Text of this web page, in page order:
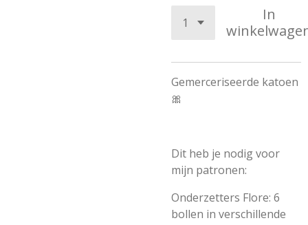
In
Gemerceriseerde katoen
🎀
Dit heb je nodig voor
mijn patronen:
Onderzetters Flore: 6
bollen in verschillende